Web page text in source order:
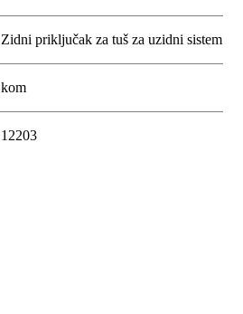
Zidni priključak za tuš za uzidni sistem
kom
12203